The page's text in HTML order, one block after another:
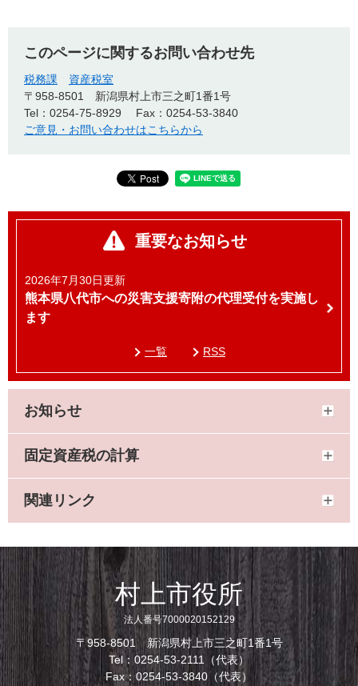
このページに関するお問い合わせ先
税務課
資産税室
〒958-8501
新潟県村上市三之町1番1号
Tel：0254-75-8929
Fax：0254-53-3840
ご意見・お問い合わせはこちらから
重要なお知らせ
2026年7月30日更新
熊本県八代市への災害支援寄附の代理受付を実施し
ます
一覧 RSS
お知らせ
固定資産税の計算
関連リンク
村上市役所
法人番号7000020152129
〒958-8501 新潟県村上市三之町1番1号
Tel：0254-53-2111（代表）
Fax：0254-53-3840（代表）